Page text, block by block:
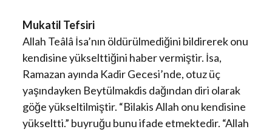
Mukatil Tefsiri
Allah Teâlâ İsa’nın öldürülmediğini bildirerek onu
kendisine yükselttiğini haber vermiştir. İsa,
Ramazan ayında Kadir Gecesi’nde, otuz üç
yaşındayken Beytülmakdis dağından diri olarak
göğe yükseltilmiştir. “Bilakis Allah onu kendisine
yükseltti.” buyruğu bunu ifade etmektedir. “Allah